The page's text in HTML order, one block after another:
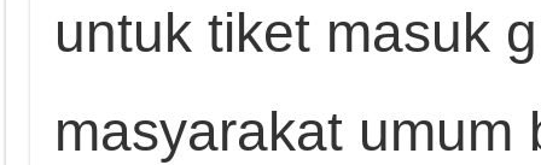
untuk tiket masuk
masyarakat umum